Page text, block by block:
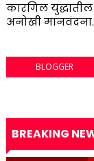
कारगिल
अनोखी मानवंदना.
BLOGGER
BREAKING